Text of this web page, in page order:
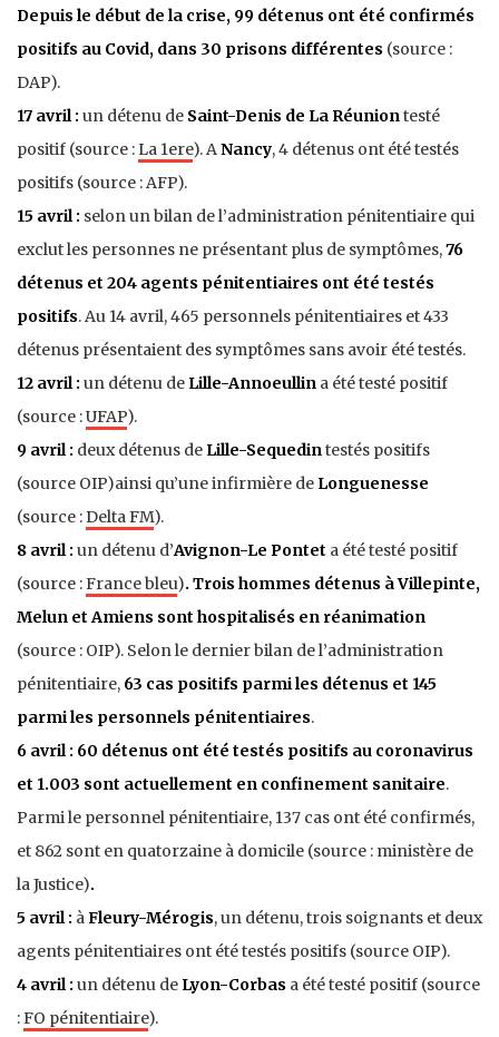
Depuis le début de la crise, 99 détenus ont été confirmés
positifs au Covid, dans 30 prisons différentes (source :
DAP).
17 avril : un détenu de Saint-Denis de La Réunion testé
positif (source : La 1ere). A Nancy, 4 détenus ont été testés
positifs (source : AFP).
15 avril : selon un bilan de l’administration pénitentiaire qui
exclut les personnes ne présentant plus de symptômes,76
détenus et 204 agents pénitentiaires ont été testés
positifs. Au 14 avril, 465 personnels pénitentiaires et 433
détenus présentaient des symptômes sans avoir été testés.
12 avril : un détenu de Lille-Annoeullin a été testé positif
(source :UFAP).
9 avril : deux détenus de Lille-Sequedin testés positifs
(source OIP)ainsi qu’une infirmière de Longuenesse
(source : Delta FM).
8 avril : un détenu d’Avignon-Le Pontet a été testé positif
(source :France bleu). Trois hommes détenus à Villepinte,
Melun et Amiens sont hospitalisés en réanimation
(source : OIP). Selon le dernier bilan de l’administration
pénitentiaire, 63 cas positifs parmi les détenus et 145
parmi les personnels pénitentiaires.
6 avril : 60 détenus ont été testés positifs au coronavirus
et 1.003 sont actuellement en confinement sanitaire.
Parmi le personnel pénitentiaire, 137 cas ont été confirmés,
et 862 sont en quatorzaine à domicile (source : ministère de
la Justice).
5 avril : à Fleury-Mérogis, un détenu, trois soignants et deux
agents pénitentiaires ont été testés positifs (source OIP).
4 avril : un détenu de Lyon-Corbas a été testé positif (source
:FO pénitentiaire).